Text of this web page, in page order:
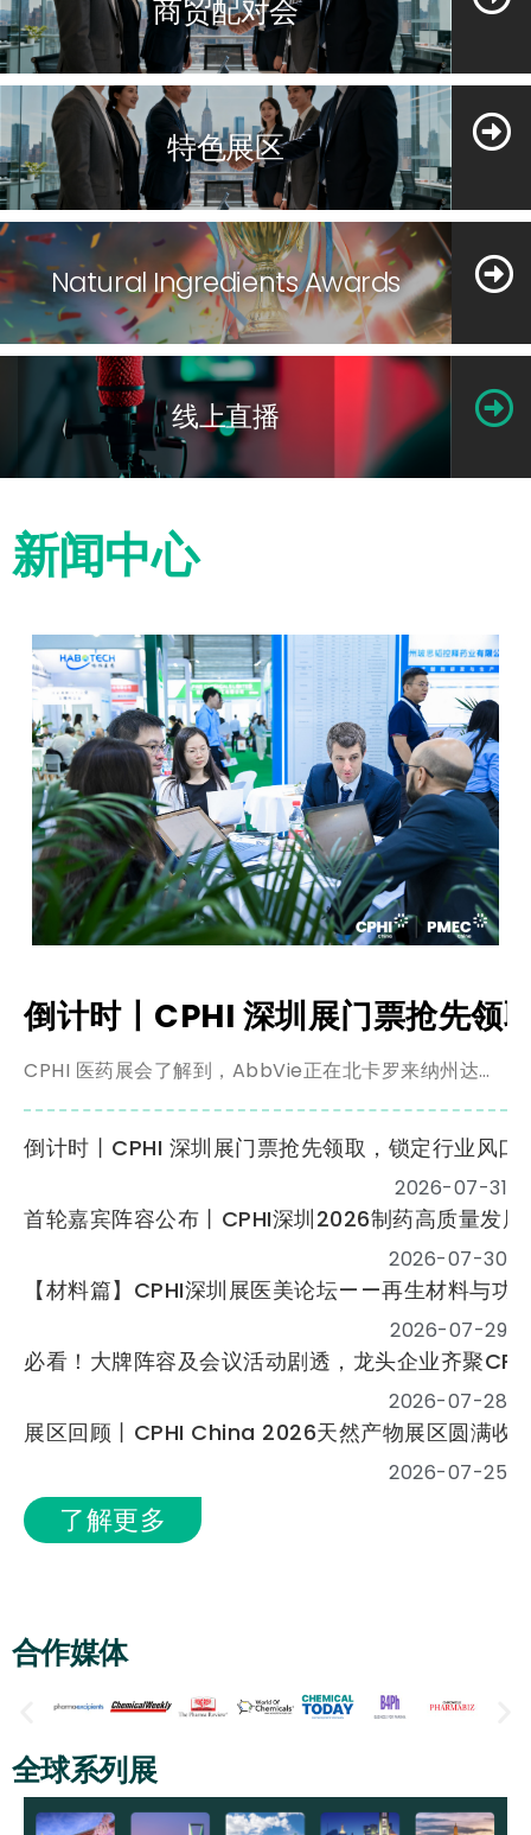
商贸配对会
特色展区
Natural Ingredients Awards
线上直播
新闻中心
倒计时丨CPHI 深圳展门票抢先领
CPHI 医药展会了解到，AbbVie正在北卡罗来纳州达勒
姆市建设一个耗资14亿美元的新生产园区，作为其在美
国的小容量注射剂卓越制造中心。
倒计时丨CPHI 深圳展门票抢先领取，锁定行业风口
2026-07-31
2026-07-30
【材料篇】CPHI深圳展医美论坛——再生材料与功
2026-07-29
必看！大牌阵容及会议活动剧透，龙头企业齐聚
2026-07-28
展区回顾丨CPHI China 2026天然产物展区圆满收
2026-07-25
了解更多
合作媒体
全球系列展